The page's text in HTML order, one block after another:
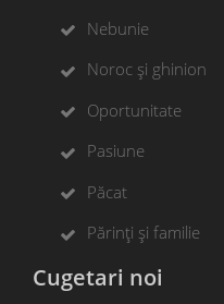
Nebunie
Noroc și ghinion
Oportunitate
Pasiune
Păcat
Părinți și familie
Cugetari noi